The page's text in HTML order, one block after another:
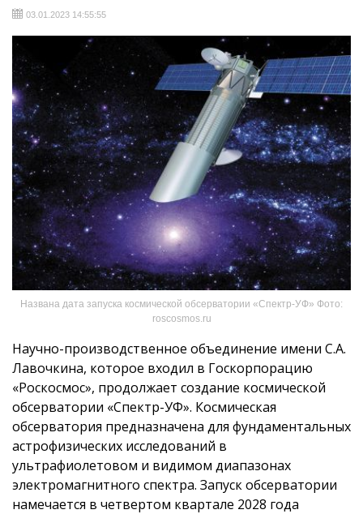
03.01.2023 14:55:55
Названа дата запуска космической обсерватории «Спектр-УФ» Фото:
roscosmos.ru
Научно-производственное объединение имени С.А.
Лавочкина, которое входил в Госкорпорацию
«Роскосмос», продолжает создание космической
обсерватории «Спектр-УФ». Космическая
обсерватория предназначена для фундаментальных
астрофизических исследований в
ультрафиолетовом и видимом диапазонах
электромагнитного спектра. Запуск обсерватории
намечается в четвертом квартале 2028 года